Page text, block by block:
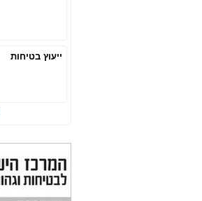
ייעוץ בטיחות